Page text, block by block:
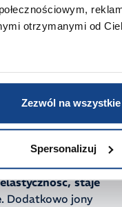
otrzymanymi od
Zezwól na wszystkie
Spersonalizuj
jak wymiennik
niszczonych białek
ujemny, który
magnezu. Jony te
wiążąc się z
zwiększać
odczucie
staje
. Dodatkowo jony